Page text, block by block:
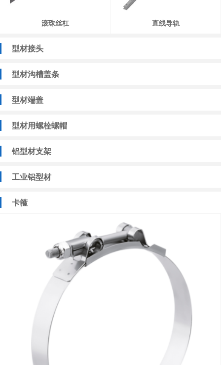
滚珠丝杠 直线导轨
型材接头
型材沟槽盖条
型材端盖
型材用螺栓螺帽
铝型材支架
工业铝型材
卡箍